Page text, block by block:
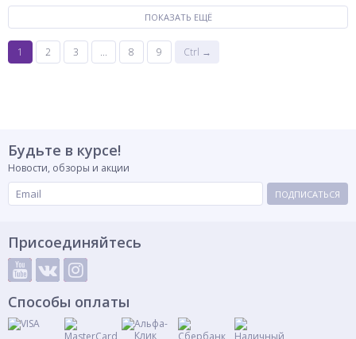
ПОКАЗАТЬ ЕЩЁ
1 2 3 ... 8 9 Ctrl →
Будьте в курсе!
Новости, обзоры и акции
ПОДПИСАТЬСЯ
Присоединяйтесь
Способы оплаты